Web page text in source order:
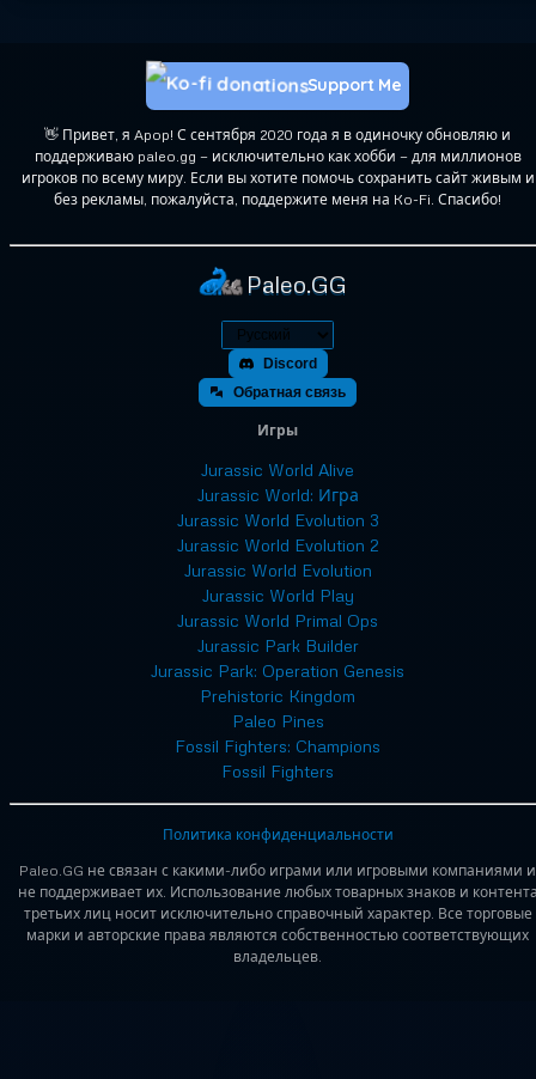
👋 Привет, я Apop! С сентября 2020 года я в одиночку обновляю и
поддерживаю paleo.gg — исключительно как хобби — для миллионов
игроков по всему миру. Если вы хотите помочь сохранить сайт живым и
без рекламы, пожалуйста, поддержите меня на Ko-Fi. Спасибо!
Support Me
Paleo.GG
Discord
Обратная связь
Игры
Jurassic World Alive
Jurassic World: Игра
Jurassic World Evolution 3
Jurassic World Evolution 2
Jurassic World Evolution
Jurassic World Play
Jurassic World Primal Ops
Jurassic Park Builder
Jurassic Park: Operation Genesis
Prehistoric Kingdom
Paleo Pines
Fossil Fighters: Champions
Fossil Fighters
Paleo.GG не связан с какими-либо играми или игровыми компаниями и
не поддерживает их. Использование любых товарных знаков и
третьих лиц носит исключительно справочный характер. Все торговые
марки и авторские права являются собственностью соответствующих
владельцев.
Политика конфиденциальности